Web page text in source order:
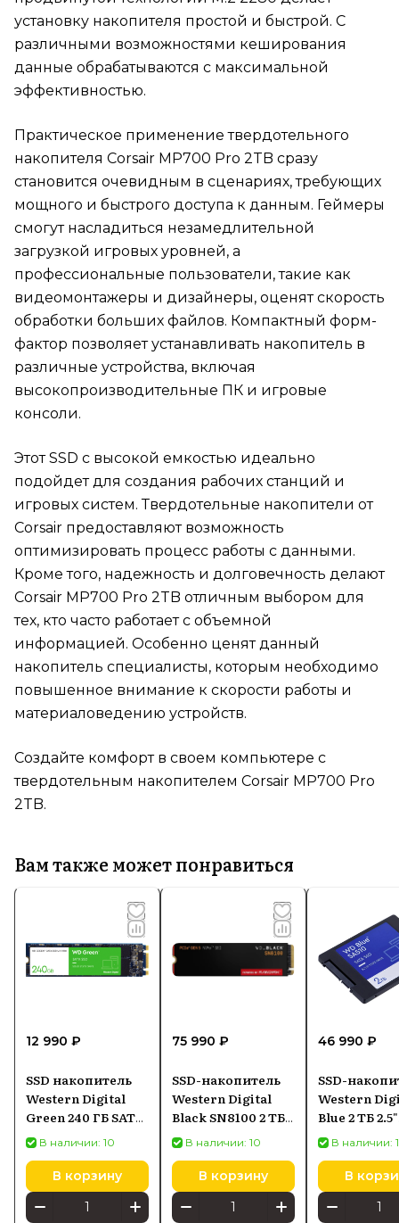
установку накопителя простой и быстрой. С
различными возможностями кеширования
данные обрабатываются с максимальной
эффективностью.
Практическое применение твердотельного
накопителя Corsair MP700 Pro 2TB сразу
становится очевидным в сценариях, требующих
мощного и быстрого доступа к данным. Геймеры
смогут насладиться незамедлительной
загрузкой игровых уровней, а
профессиональные пользователи, такие как
видеомонтажеры и дизайнеры, оценят скорость
обработки больших файлов. Компактный форм-
фактор позволяет устанавливать накопитель в
различные устройства, включая
высокопроизводительные ПК и игровые
консоли.
Этот SSD с высокой емкостью идеально
подойдет для создания рабочих станций и
игровых систем. Твердотельные накопители от
Corsair предоставляют возможность
оптимизировать процесс работы с данными.
Кроме того, надежность и долговечность делают
Corsair MP700 Pro 2TB отличным выбором для
тех, кто часто работает с объемной
информацией. Особенно ценят данный
накопитель специалисты, которым необходимо
повышенное внимание к скорости работы и
материаловедению устройств.
Создайте комфорт в своем компьютере с
твердотельным накопителем Corsair MP700 Pro
2TB.
Вам также может понравиться
12 990 ₽
SSD накопитель
Western Digital
Green 240 ГБ SATA
M.2 2280
(WDS240G3G0B)
В наличии: 10
В корзину
75 990 ₽
SSD-накопитель
Western Digital
Black SN8100 2 ТБ
M.2 NVMe
(WDS200T1X0M)
В наличии: 10
В корзину
46 990 ₽
SSD-
Western
Blue 2 ТБ 2.5"
В наличии:
В